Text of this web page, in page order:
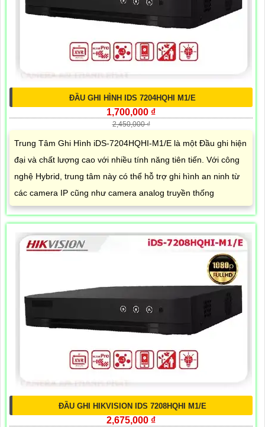
ĐẦU GHI HÌNH IDS 7204HQHI M1/E
1,700,000 ₫
2,450,000 ₫
Trung Tâm Ghi Hình iDS-7204HQHI-M1/E là một Đầu ghi hiện
đại và chất lượng cao với nhiều tính năng tiên tiến. Với công
nghệ Hybrid, trung tâm này có thể hỗ trợ ghi hình an ninh từ
các camera IP cũng như camera analog truyền thống
ĐẦU GHI HIKVISION IDS 7208HQHI M1/E
2,675,000 ₫